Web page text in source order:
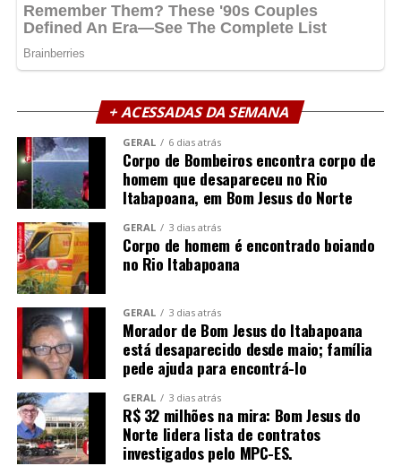
+ ACESSADAS DA SEMANA
GERAL 6 dias atrás
Corpo de Bombeiros encontra corpo de
homem que desapareceu no Rio
Itabapoana, em Bom Jesus do Norte
GERAL 3 dias atrás
Corpo de homem é encontrado boiando
no Rio Itabapoana
GERAL 3 dias atrás
Morador de Bom Jesus do Itabapoana
está desaparecido desde maio; família
pede ajuda para encontrá-lo
GERAL 3 dias atrás
R$ 32 milhões na mira: Bom Jesus do
Norte lidera lista de contratos
investigados pelo MPC-ES.